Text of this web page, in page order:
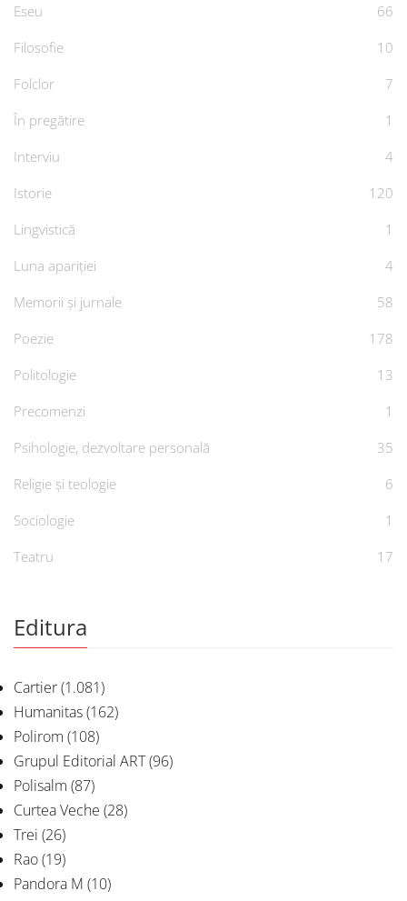
Eseu
66
Filosofie
10
Folclor
7
În pregătire
1
Interviu
4
Istorie
120
Lingvistică
1
Luna apariției
4
Memorii și jurnale
58
Poezie
178
Politologie
13
Precomenzi
1
Psihologie, dezvoltare personală
35
Religie și teologie
6
Sociologie
1
Teatru
17
Editura
Cartier(1.081)
Humanitas(162)
Polirom (108)
Grupul Editorial ART(96)
Polisalm (87)
Curtea Veche (28)
Trei (26)
Rao(19)
Pandora M (10)